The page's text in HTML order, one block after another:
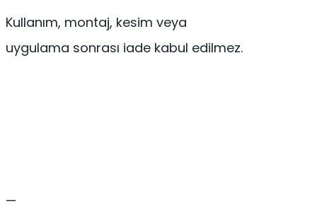
Kullanım, montaj, kesim veya
uygulama sonrası iade kabul edilmez.
—